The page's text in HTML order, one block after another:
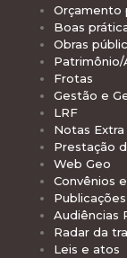
Orçamento
Boas
Obras
Patrimônio/
Frotas
Gestão e
LRF
Notas
Prestação
Web Geo
Convênios
Audiências
Radar da
Leis e atos